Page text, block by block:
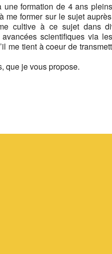
formation de 4 ans
former sur le sujet
cultive à ce sujet dans
scientifiques via
me tient à coeur de
que je vous propose.